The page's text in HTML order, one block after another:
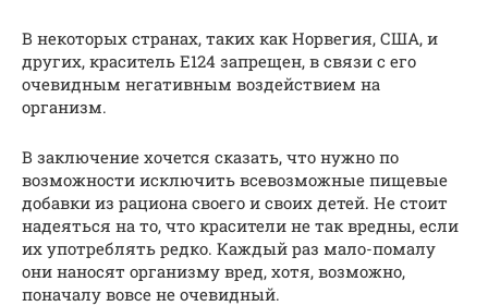
В некоторых странах, таких как Норвегия, США, и
других, краситель Е124 запрещен, в связи с его
очевидным негативным воздействием на
организм.
В заключение хочется сказать, что нужно по
возможности исключить всевозможные пищевые
добавки из рациона своего и своих детей. Не стоит
надеяться на то, что красители не так вредны, если
их употреблять редко. Каждый раз мало-помалу
они наносят организму вред, хотя, возможно,
поначалу вовсе не очевидный.